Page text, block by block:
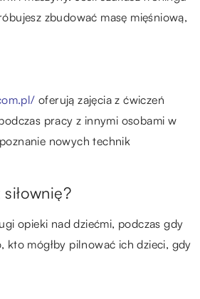
zbudować masę mięśniową,
oferują zajęcia z ćwiczeń
pracy z innymi osobami w
nowych technik
opieki nad dziećmi, podczas gdy
kto mógłby pilnować ich dzieci, gdy